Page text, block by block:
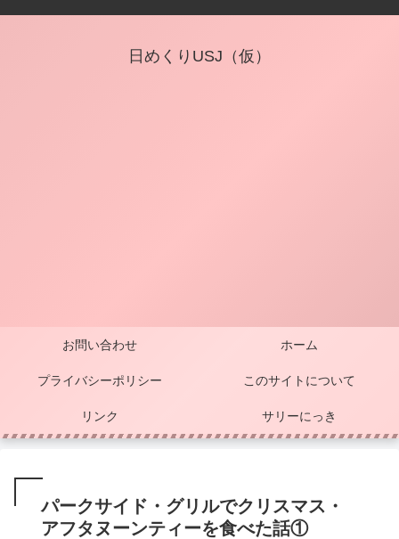
日めくりUSJ（仮）
お問い合わせ ホーム
プライバシーポリシー このサイトについて
リンク サリーにっき
パークサイド・グリルでクリスマス・
アフタヌーンティーを食べた話①